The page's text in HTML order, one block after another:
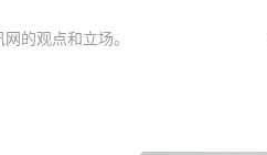
的观点和立场。